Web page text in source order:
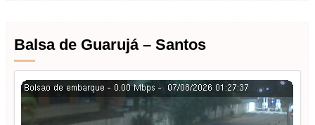
Balsa de Guarujá – Santos